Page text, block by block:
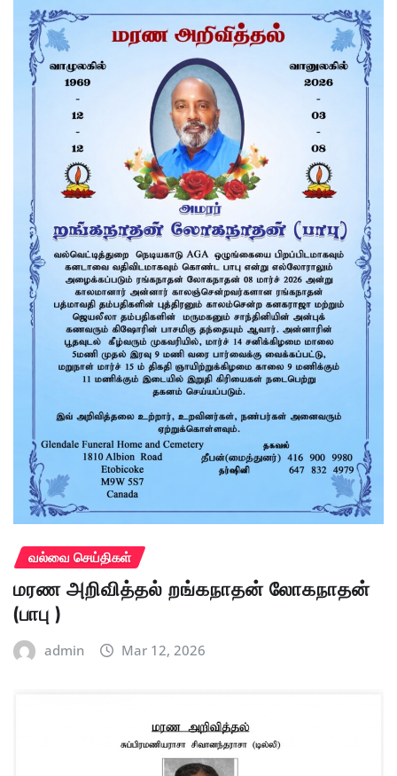
வல்வை செய்திகள்
மரண அறிவித்தல் றங்கநாதன் லோகநாதன்
(பாபு )
admin Mar 12, 2026